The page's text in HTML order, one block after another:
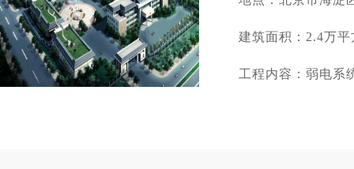
建筑面积：2.4万平
工程内容：弱电系